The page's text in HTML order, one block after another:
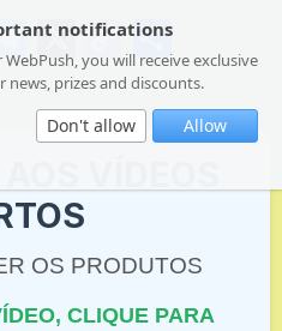
notifications
you will receive exclusive
prizes and discounts.
Don't allow Allow
T
el
e
gr
a
m
X C
o
p
y
Li
k
S
h
ar
e
VÍDEOS
OS PRODUTOS
CLIQUE PARA